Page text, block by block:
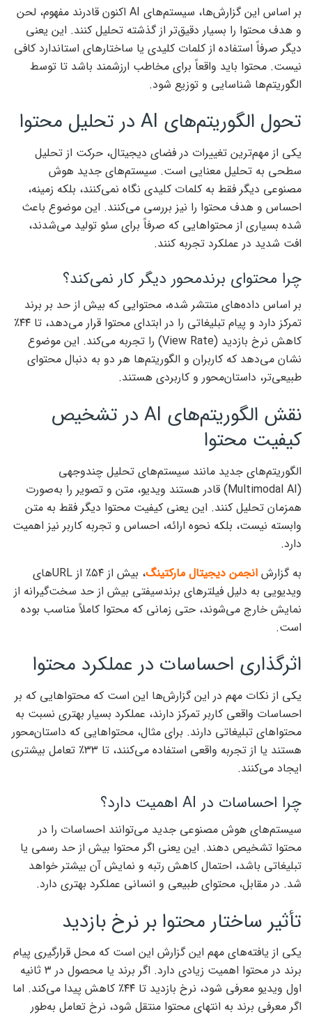
بر اساس این گزارش‌ها، سیستم‌های AI اکنون قادرند مفهوم، لحن
و هدف محتوا را بسیار دقیق‌تر از گذشته تحلیل کنند. این یعنی
دیگر صرفاً استفاده از کلمات کلیدی یا ساختارهای استاندارد کافی
نیست. محتوا باید واقعاً برای مخاطب ارزشمند باشد تا توسط
الگوریتم‌ها شناسایی و توزیع شود.
تحول الگوریتم‌های AI در تحلیل محتوا
یکی از مهم‌ترین تغییرات در فضای دیجیتال، حرکت از تحلیل
سطحی به تحلیل معنایی است. سیستم‌های جدید هوش
مصنوعی دیگر فقط به کلمات کلیدی نگاه نمی‌کنند، بلکه زمینه،
احساس و هدف محتوا را نیز بررسی می‌کنند. این موضوع باعث
شده بسیاری از محتواهایی که صرفاً برای سئو تولید می‌شدند،
افت شدید در عملکرد تجربه کنند.
چرا محتوای برندمحور دیگر کار نمی‌کند؟
بر اساس داده‌های منتشر شده، محتوایی که بیش از حد بر برند
تمرکز دارد و پیام تبلیغاتی را در ابتدای محتوا قرار می‌دهد، تا ۴۴٪
کاهش نرخ بازدید (View Rate) را تجربه می‌کند. این موضوع
نشان می‌دهد که کاربران و الگوریتم‌ها هر دو به دنبال محتوای
طبیعی‌تر، داستان‌محور و کاربردی هستند.
نقش الگوریتم‌های AI در تشخیص
کیفیت محتوا
الگوریتم‌های جدید مانند سیستم‌های تحلیل چندوجهی
(Multimodal AI) قادر هستند ویدیو، متن و تصویر را به‌صورت
همزمان تحلیل کنند. این یعنی کیفیت محتوا دیگر فقط به متن
وابسته نیست، بلکه نحوه ارائه، احساس و تجربه کاربر نیز اهمیت
دارد.
به گزارش انجمن دیجیتال مارکتینگ
، بیش از ۵۴٪ از URLهای
ویدیویی به دلیل فیلترهای برندسیفتی بیش از حد سخت‌گیرانه از
نمایش خارج می‌شوند، حتی زمانی که محتوا کاملاً مناسب بوده
است.
اثرگذاری احساسات در عملکرد محتوا
یکی از نکات مهم در این گزارش‌ها این است که محتواهایی که بر
احساسات واقعی کاربر تمرکز دارند، عملکرد بسیار بهتری نسبت به
محتواهای تبلیغاتی دارند. برای مثال، محتواهایی که داستان‌محور
هستند یا از تجربه واقعی استفاده می‌کنند، تا ۳۳٪ تعامل بیشتری
ایجاد می‌کنند.
چرا احساسات در AI اهمیت دارد؟
سیستم‌های هوش مصنوعی جدید می‌توانند احساسات را در
محتوا تشخیص دهند. این یعنی اگر محتوا بیش از حد رسمی یا
تبلیغاتی باشد، احتمال کاهش رتبه و نمایش آن بیشتر خواهد
شد. در مقابل، محتوای طبیعی و انسانی عملکرد بهتری دارد.
تأثیر ساختار محتوا بر نرخ بازدید
یکی از یافته‌های مهم این گزارش این است که محل قرارگیری پیام
برند در محتوا اهمیت زیادی دارد. اگر برند یا محصول در ۳ ثانیه
اول ویدیو معرفی شود، نرخ بازدید تا ۴۴٪ کاهش پیدا می‌کند. اما
اگر معرفی برند به انتهای محتوا منتقل شود، نرخ تعامل به‌طور